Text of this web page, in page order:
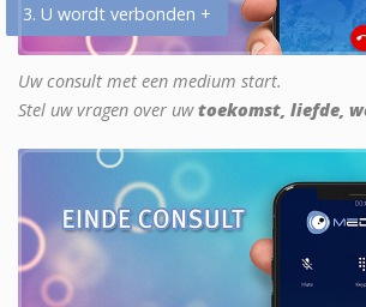
3. U wordt verbonden +
Uw consult met een medium start.
Stel uw vragen over uwtoekomst, liefde,